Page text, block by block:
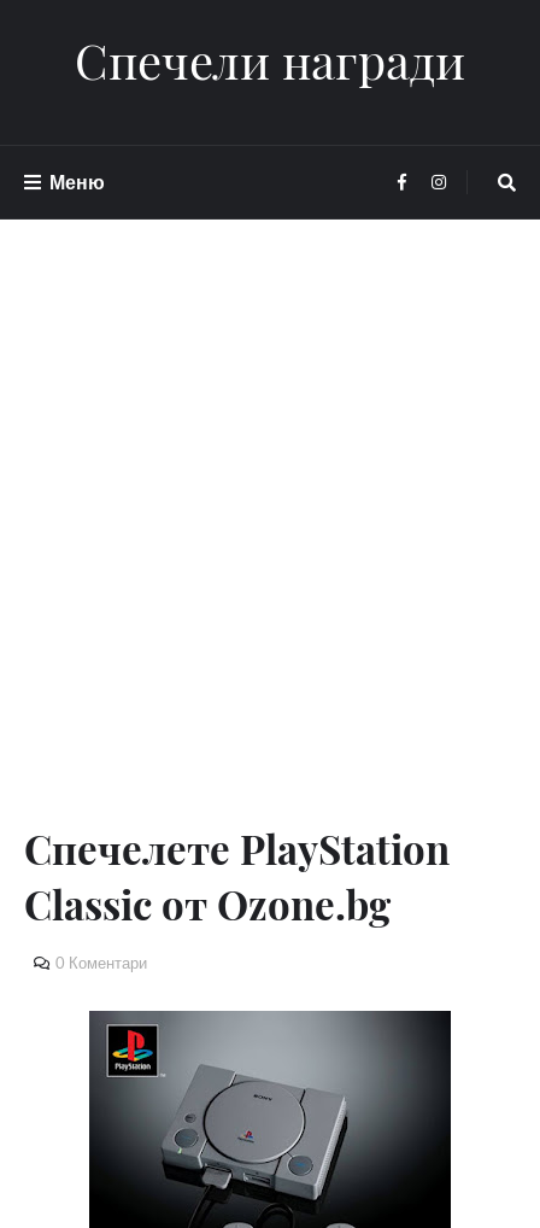
Спечели награди
Меню
Спечелете PlayStation
Classic от Ozone.bg
0 Коментари